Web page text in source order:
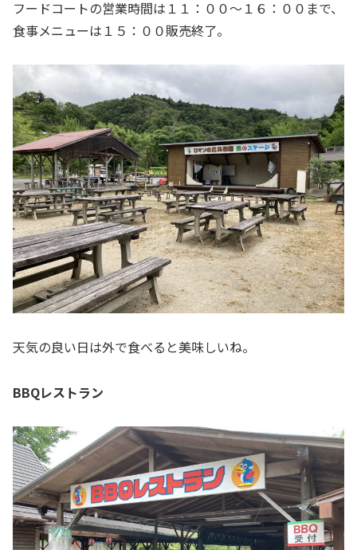
フードコートの営業時間は１１：００〜１６：００まで、
食事メニューは１５：００販売終了。
天気の良い日は外で食べると美味しいね。
BBQレストラン